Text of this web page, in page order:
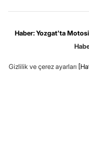
Haber: Yozgat'ta
Gizlilik ve çerez ayarları